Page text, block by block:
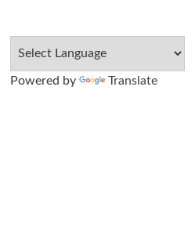
Powered by Translate